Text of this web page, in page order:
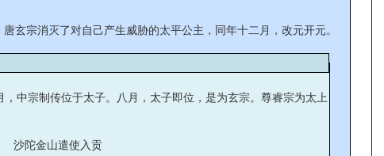
宗消灭了对自己产生威胁的太平公主，同年十二月，改元开元。
中宗制传位于太子。八月，太子即位，是为玄宗。尊睿宗为太上
沙陀金山遣使入贡